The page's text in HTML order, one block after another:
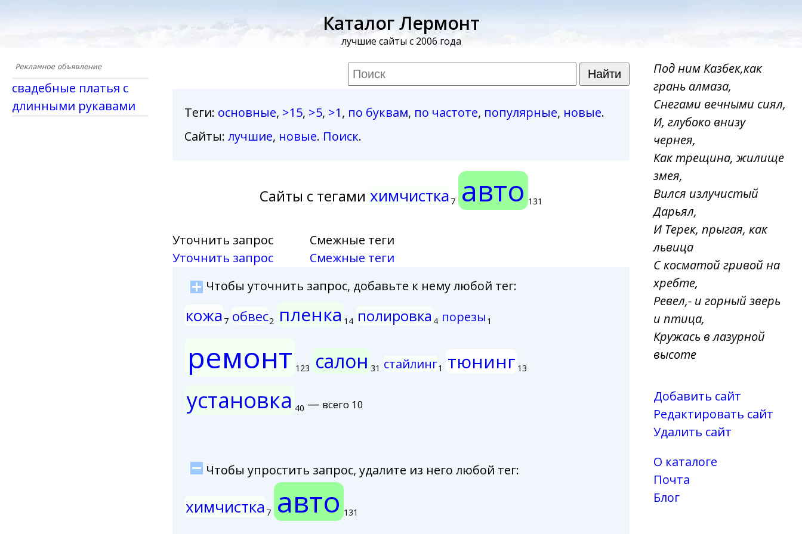
Каталог Лермонт
лучшие сайты с 2006 года
свадебные платья с
длинными рукавами
Теги: основные, >15, >5, >1, по буквам, по частоте, популярные, новые.
Сайты: лучшие, новые. Поиск.
Сайты с тегами химчистка 7 авто 131
Уточнить запрос
Уточнить запрос
Смежные теги
Смежные теги
Чтобы уточнить запрос, добавьте к нему любой тег:
кожа 7 обвес2 пленка 14 полировка 4 порезы 1
ремонт 123 салон 31 стайлинг1 тюнинг 13
установка 40 — всего 10
Чтобы упростить запрос, удалите из него любой тег:
химчистка 7 авто 131
Под ним Казбек,как
грань алмаза,
Снегами вечными сиял,
И, глубоко внизу
чернея,
Как трещина, жилище
змея,
Вился излучистый
Дарьял,
И Терек, прыгая, как
львица
С косматой гривой на
хребте,
Ревел,- и горный зверь
и птица,
Кружась в лазурной
высоте
Добавить сайт
Редактировать сайт
Удалить сайт
О каталоге
Почта
Блог